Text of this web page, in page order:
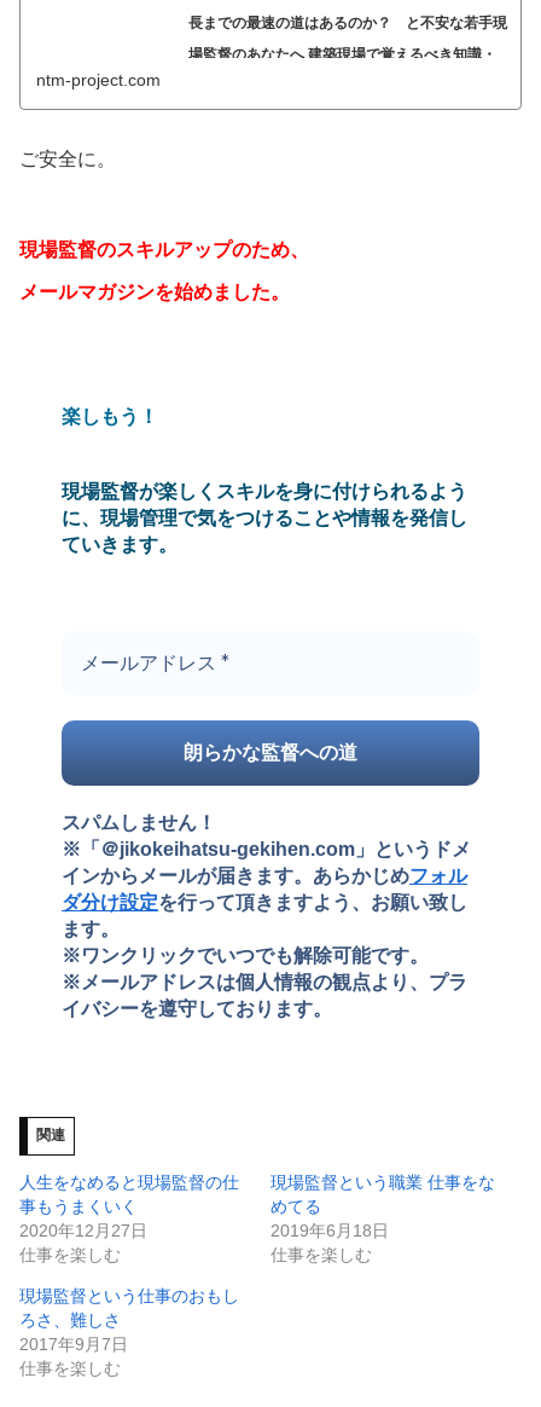
長までの最速の道はあるのか？ と不安な若手現
場監督のあなたへ 建築現場で覚えるべき知識・
現場監督って本当に辛いのか？ 日々覚えることが多くて
ntm-project.com
ご安全に。
現場監督のスキルアップのため、
メールマガジンを始めました。
楽しもう！
現場監督が楽しくスキルを身に付けられるよう
に、現場管理で気をつけることや情報を発信し
ていきます。
スパムしません！
※「＠jikokeihatsu-gekihen.com」というドメ
インからメールが届きます。あらかじめフォル
ダ分け設定を行って頂きますよう、お願い致し
ます。
※ワンクリックでいつでも解除可能です。
※メールアドレスは個人情報の観点より、プラ
イバシーを遵守しております。
関連
人生をなめると現場監督の仕
事もうまくいく
2020年12月27日
仕事を楽しむ
現場監督という職業 仕事をな
めてる
2019年6月18日
仕事を楽しむ
現場監督という仕事のおもし
ろさ、難しさ
2017年9月7日
仕事を楽しむ